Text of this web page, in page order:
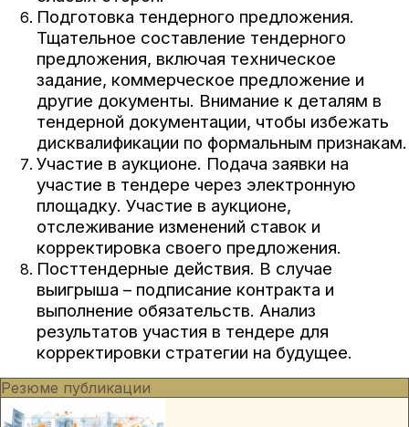
Подготовка тендерного предложения.
Тщательное составление тендерного
предложения, включая техническое
задание, коммерческое предложение и
другие документы. Внимание к деталям в
тендерной документации, чтобы избежать
дисквалификации по формальным признакам.
Участие в аукционе. Подача заявки на
участие в тендере через электронную
площадку. Участие в аукционе,
отслеживание изменений ставок и
корректировка своего предложения.
Посттендерные действия. В случае
выигрыша – подписание контракта и
выполнение обязательств. Анализ
результатов участия в тендере для
корректировки стратегии на будущее.
Резюме публикации